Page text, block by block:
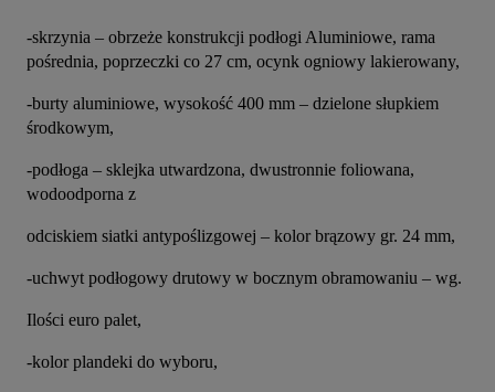
-skrzynia – obrzeże konstrukcji podłogi Aluminiowe, rama
pośrednia, poprzeczki co 27 cm, ocynk ogniowy lakierowany,
-burty aluminiowe, wysokość 400 mm – dzielone słupkiem
środkowym,
-podłoga – sklejka utwardzona, dwustronnie foliowana,
wodoodporna z
odciskiem siatki antypoślizgowej – kolor brązowy gr. 24 mm,
-uchwyt podłogowy drutowy w bocznym obramowaniu – wg.
Ilości euro palet,
-kolor plandeki do wyboru,